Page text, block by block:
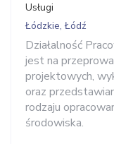
Usługi
Łódzkie, Łódź
Działalność
jest na
projektowych,
oraz
rodzaju
środowiska.